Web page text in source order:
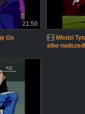
21:50
Go
Młodzi
albo